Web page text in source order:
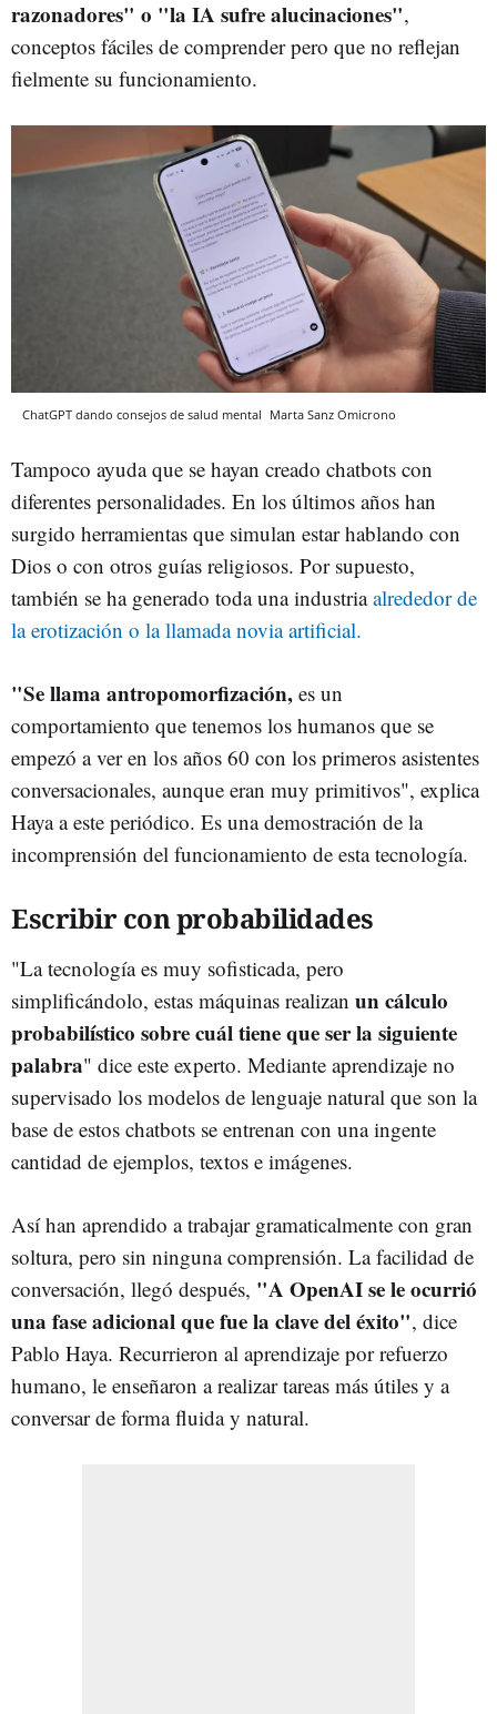
razonadores" o "la IA sufre alucinaciones",
conceptos fáciles de comprender pero que no reflejan
fielmente su funcionamiento.
ChatGPT dando consejos de salud mental Marta Sanz Omicrono
Tampoco ayuda que se hayan creado chatbots con
diferentes personalidades. En los últimos años han
surgido herramientas que simulan estar hablando con
Dios o con otros guías religiosos. Por supuesto,
también se ha generado toda una industriaalrededor de
la erotización o la llamada novia artificial.
"Se llama antropomorfización, es un
comportamiento que tenemos los humanos que se
empezó a ver en los años 60 con los primeros asistentes
conversacionales, aunque eran muy primitivos", explica
Haya a este periódico. Es una demostración de la
incomprensión del funcionamiento de esta tecnología.
Escribir con probabilidades
"La tecnología es muy sofisticada, pero
simplificándolo, estas máquinas realizan un cálculo
probabilístico sobre cuál tiene que ser la siguiente
palabra" dice este experto. Mediante aprendizaje no
supervisado los modelos de lenguaje natural que son la
base de estos chatbots se entrenan con una ingente
cantidad de ejemplos, textos e imágenes.
Así han aprendido a trabajar gramaticalmente con gran
soltura, pero sin ninguna comprensión. La facilidad de
conversación, llegó después, "A OpenAI se le ocurrió
una fase adicional que fue la clave del éxito", dice
Pablo Haya. Recurrieron al aprendizaje por refuerzo
humano, le enseñaron a realizar tareas más útiles y a
conversar de forma fluida y natural.